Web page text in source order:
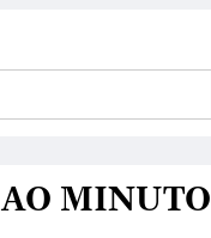
AO MINUTO